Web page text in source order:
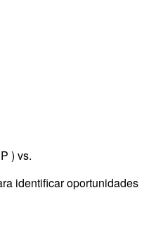
) vs.
identificar oportunidades